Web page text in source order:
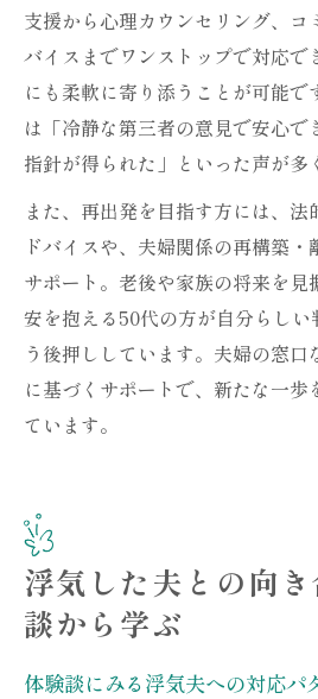
支援から心理カウンセリング、コ
バイスまでワンストップで対応で
にも柔軟に寄り添うことが可能
は「冷静な第三者の意見で安心で
指針が得られた」といった声が多
また、再出発を目指す方には、
ドバイスや、夫婦関係の再構築
サポート。老後や家族の将来を見
安を抱える50代の方が自分らしい
う後押ししています。夫婦の窓
に基づくサポートで、新たな一歩
ています。
浮気した夫との向
談から学ぶ
体験談にみる浮気夫への対応パ